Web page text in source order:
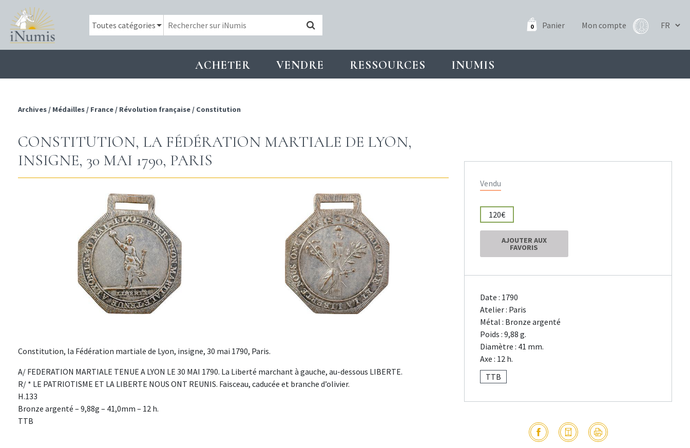
0 Panier Mon compte
ACHETER VENDRE RESSOURCES INUMIS
Archives / Médailles / France / Révolution française / Constitution
CONSTITUTION, LA FÉDÉRATION MARTIALE DE LYON,
INSIGNE, 30 MAI 1790, PARIS
Constitution, la Fédération martiale de Lyon, insigne, 30 mai 1790, Paris.
A/ FEDERATION MARTIALE TENUE A LYON LE 30 MAI 1790. La Liberté marchant à gauche, au-dessous LIBERTE.
R/ * LE PATRIOTISME ET LA LIBERTE NOUS ONT REUNIS. Faisceau, caducée et branche d’olivier.
H.133
Bronze argenté – 9,88g – 41,0mm – 12 h.
TTB
Vendu
120€
AJOUTER AUX
FAVORIS
Date : 1790
Atelier : Paris
Métal : Bronze argenté
Poids : 9,88 g.
Diamètre : 41 mm.
Axe : 12 h.
TTB